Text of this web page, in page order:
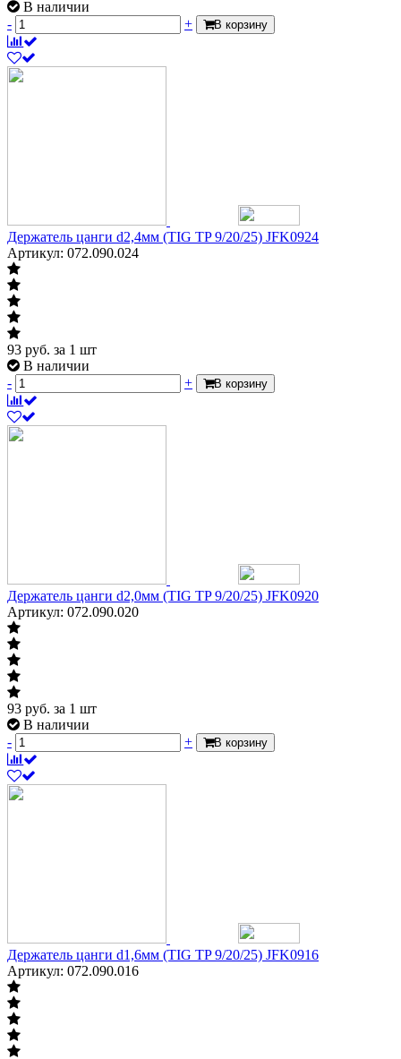
В наличии
-
+ В корзину
Держатель цанги d2,4мм (TIG TP 9/20/25) JFK0924
Артикул: 072.090.024
93 руб. за 1 шт
В наличии
-
+ В корзину
Держатель цанги d2,0мм (TIG TP 9/20/25) JFK0920
Артикул: 072.090.020
93 руб. за 1 шт
В наличии
-
+ В корзину
Держатель цанги d1,6мм (TIG TP 9/20/25) JFK0916
Артикул: 072.090.016